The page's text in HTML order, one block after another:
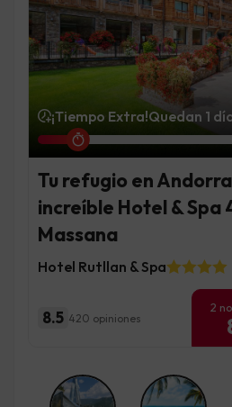
¡Tiempo Extra!Quedan 1
Tu refugio en
increíble Hotel & Spa
Massana
Hotel Rutllan & Spa
8.5 420 opiniones
2